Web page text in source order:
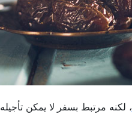
، لكنه مرتبط بسفر لا يمكن تأجيله